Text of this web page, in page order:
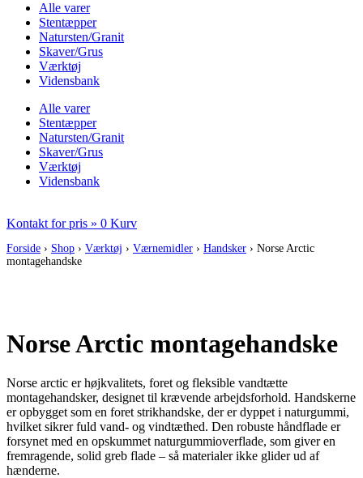
Alle varer
Stentæpper
Natursten/Granit
Skaver/Grus
Værktøj
Vidensbank
Alle varer
Stentæpper
Natursten/Granit
Skaver/Grus
Værktøj
Vidensbank
Kontakt for pris » 0 Kurv
Forside › Shop › Værktøj › Værnemidler › Handsker › Norse Arctic
montagehandske
Norse Arctic montagehandske
Norse arctic er højkvalitets, foret og fleksible vandtætte
montagehandsker, designet til krævende arbejdsforhold. Handskerne
er opbygget som en foret strikhandske, der er dyppet i naturgummi,
hvilket sikrer fuld vand- og vindtæthed. Den robuste håndflade er
forsynet med en opskummet naturgummioverflade, som giver en
fremragende, solid greb flade – så materialer ikke glider ud af
hænderne.